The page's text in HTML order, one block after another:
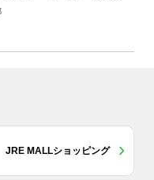
JRE MALLショッピング